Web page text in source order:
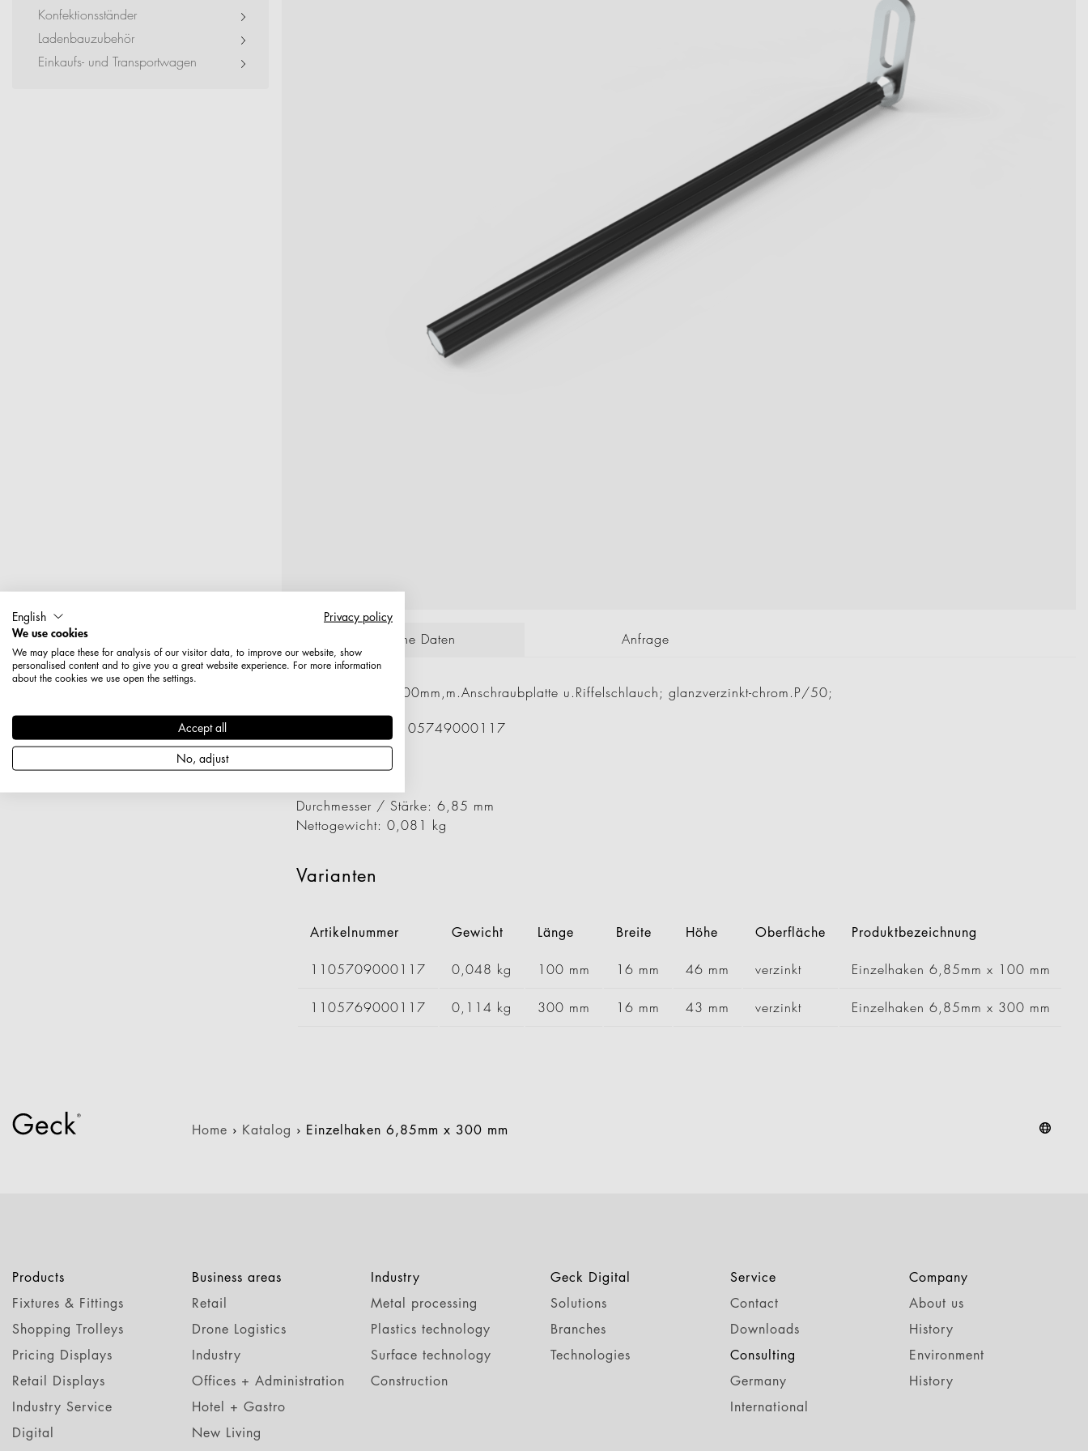
Exhibitions + Event
Service Provider + Small Business
Konfektionsständer
Ladenbauzubehör
Einkaufs- und Transportwagen
Technische Daten Anfrage
LP-Haken 6,85x200mm,m.Anschraubplatte u.Riffelschlauch; glanzverzinkt-chrom.P/50;
Artikelnummer: 1105749000117
Länge: 200 mm
Breite: 16 mm
Durchmesser / Stärke: 6,85 mm
Nettogewicht: 0,081 kg
Varianten
Artikelnummer Gewicht Länge Breite Höhe Oberfläche Produktbezeichnung
1105709000117 0,048 kg 100 mm 16 mm 46 mm verzinkt Einzelhaken 6,85mm x 100 mm
1105769000117 0,114 kg 300 mm 16 mm 43 mm verzinkt Einzelhaken 6,85mm x 300 mm
Home › Katalog › Einzelhaken 6,85mm x 300 mm
Products
Fixtures & Fittings
Shopping Trolleys
Pricing Displays
Retail Displays
Industry Service
Digital
Business areas
Retail
Drone Logistics
Industry
Offices + Administration
Hotel + Gastro
New Living
Industry
Metal processing
Plastics technology
Surface technology
Construction
Geck Digital
Solutions
Branches
Technologies
Service
Contact
Downloads
Consulting
Germany
International
Company
About us
History
Environment
History
English
Privacy policy
We use cookies
We may place these for analysis of our visitor data, to improve our website, show
personalised content and to give you a great website experience. For more information
about the cookies we use open the settings.
Accept all
No, adjust